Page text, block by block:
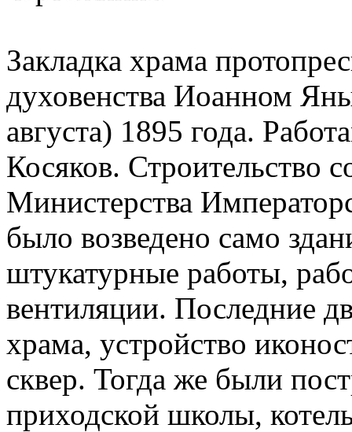
Закладка храма
духовенства Иоанном
августа) 1895 года.
Косяков. Строительство
Министерства
было возведено само
штукатурные работы,
вентиляции. Последние
храма, устройство
сквер. Тогда же были
приходской школы,